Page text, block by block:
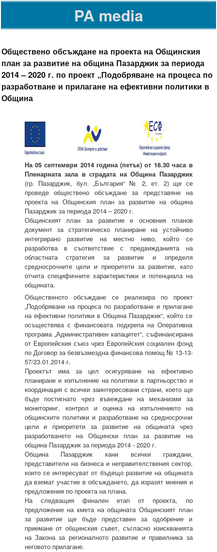
PA media
Обществено обсъждане на проекта на Общинския
план за развитие на община Пазарджик за периода
2014 – 2020 г. по проект „Подобряване на процеса по
разработване и прилагане на ефективни политики в
Община
На 05 септември 2014 година (петък) от 16.30 часа в
Пленарната зала в сградата на Община Пазарджик
(гр. Пазарджик, бул. „България“ № 2, ет. 2) ще се
проведе обществено обсъждане за представяне на
проекта на Общинския план за развитие на община
Пазарджик за периода 2014 – 2020 г.
Общинският план за развитие е основния планов
документ за стратегическо планиране на устойчиво
интегрирано развитие на местно ниво, който се
разработва в съответствие с предвижданията на
областната стратегия за развитие и определя
средносрочните цели и приоритети за развитие, като
отчита специфичните характеристики и потенциала на
общината.
Общественото обсъждане се реализира по проект
„Подобряване на процеса по разработване и прилагане
на ефективни политики в Община Пазарджик“, който се
осъществява с финансовата подкрепа на Оперативна
програма „Административен капацитет“, съфинансирана
от Европейския съюз чрез Европейския социален фонд
по Договор за безвъзмездна финансова помощ № 13-13-
57/23.01.2014 г.
Проектът има за цел осигуряване на ефективно
планиране и изпълнение на политики в партньорство и
координация с всички заинтересовани страни, което ще
бъде постигнато чрез въвеждане на механизми за
мониторинг, контрол и оценка на изпълнението на
общинските политики и разработване на средносрочни
цели и приоритети за развитие на общината чрез
разработването на Общински план за развитие на
община Пазарджик за периода 2014 - 2020 г.
Община Пазарджик кани всички граждани,
представители на бизнеса и неправителствения сектор,
които се интересуват от бъдещо развитие на общината
да вземат участие в обсъждането, да изразят мнения и
предложения по проекта на плана.
На следващия финален етап от проекта, по
предложение на кмета на общината Общинският план
за развитие ще бъде представен за одобрение и
приемане от общинския съвет, съгласно изискванията
на Закона за регионалното развитие и правилника за
неговото прилагане.